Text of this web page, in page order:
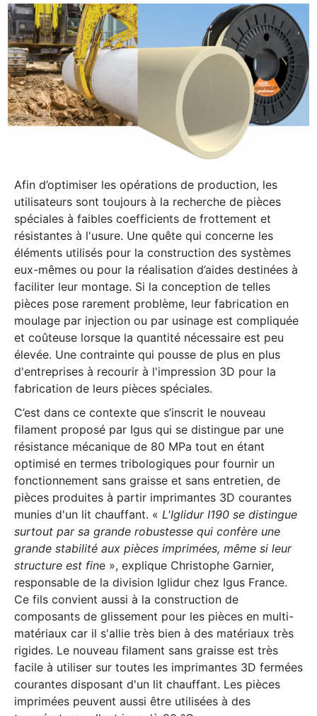
Afin d’optimiser les opérations de production, les
utilisateurs sont toujours à la recherche de pièces
spéciales à faibles coefficients de frottement et
résistantes à l'usure. Une quête qui concerne les
éléments utilisés pour la construction des systèmes
eux-mêmes ou pour la réalisation d’aides destinées à
faciliter leur montage. Si la conception de telles
pièces pose rarement problème, leur fabrication en
moulage par injection ou par usinage est compliquée
et coûteuse lorsque la quantité nécessaire est peu
élevée. Une contrainte qui pousse de plus en plus
d'entreprises à recourir à l'impression 3D pour la
fabrication de leurs pièces spéciales.
C’est dans ce contexte que s’inscrit le nouveau
filament proposé par Igus qui se distingue par une
résistance mécanique de 80 MPa tout en étant
optimisé en termes tribologiques pour fournir un
fonctionnement sans graisse et sans entretien, de
pièces produites à partir imprimantes 3D courantes
munies d'un lit chauffant. « L'Iglidur I190 se distingue
surtout par sa grande robustesse qui confère une
grande stabilité aux pièces imprimées, même si leur
structure est fine », explique Christophe Garnier,
responsable de la division Iglidur chez Igus France.
Ce fils convient aussi à la construction de
composants de glissement pour les pièces en multi-
matériaux car il s'allie très bien à des matériaux très
rigides. Le nouveau filament sans graisse est très
facile à utiliser sur toutes les imprimantes 3D fermées
courantes disposant d'un lit chauffant. Les pièces
imprimées peuvent aussi être utilisées à des